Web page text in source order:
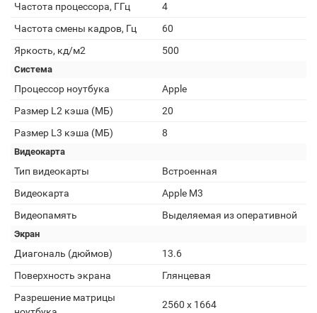
Частота процессора, ГГц
4
Частота смены кадров, Гц
60
Яркость, кд/м2
500
Система
Процессор ноутбука
Apple
Размер L2 кэша (МБ)
20
Размер L3 кэша (МБ)
8
Видеокарта
Тип видеокарты
Встроенная
Видеокарта
Apple M3
Видеопамять
Выделяемая из оперативной
Экран
Диагональ (дюймов)
13.6
Поверхность экрана
Глянцевая
Разрешение матрицы
2560 x 1664